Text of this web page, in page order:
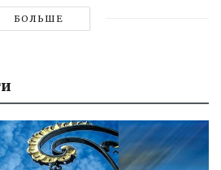
БОЛЬШЕ